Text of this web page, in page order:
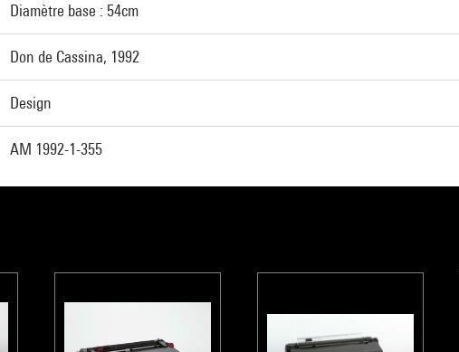
Diamètre base : 54cm
Don de Cassina, 1992
Design
AM 1992-1-355